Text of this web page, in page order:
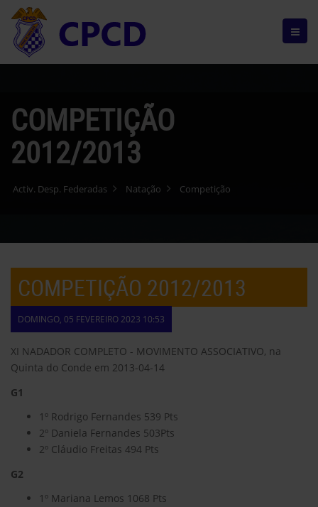
COMPETIÇÃO
2012/2013
Activ. Desp. Federadas Natação Competição
COMPETIÇÃO 2012/2013
DOMINGO, 05 FEVEREIRO 2023 10:53
XI NADADOR COMPLETO - MOVIMENTO ASSOCIATIVO, na
Quinta do Conde em 2013-04-14
G1
1º Rodrigo Fernandes 539 Pts
2º Daniela Fernandes 503Pts
2º Cláudio Freitas 494 Pts
G2
1º Mariana Lemos 1068 Pts